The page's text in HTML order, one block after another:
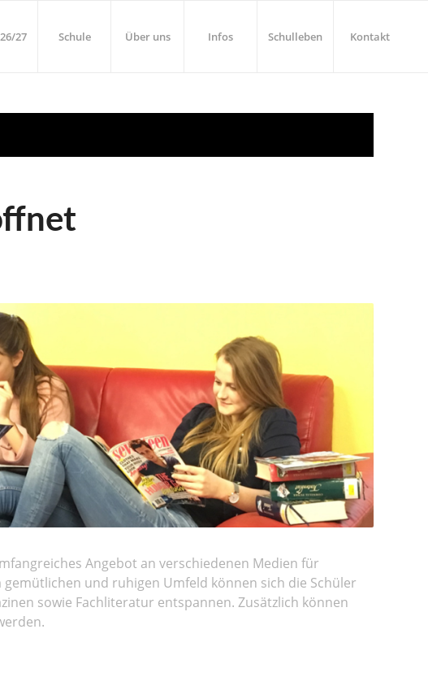
27 Schule Über uns Infos Schulleben Kontakt
Angebot an verschiedenen Medien für
und ruhigen Umfeld können sich die Schüler
sowie Fachliteratur entspannen. Zusätzlich können